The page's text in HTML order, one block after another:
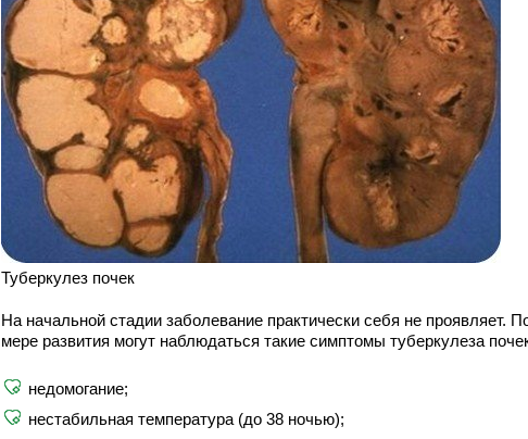
Туберкулез почек
На начальной стадии заболевание практически себя не проявляет.
мере развития могут наблюдаться такие симптомы туберкулеза
недомогание;
нестабильная температура (до 38 ночью);